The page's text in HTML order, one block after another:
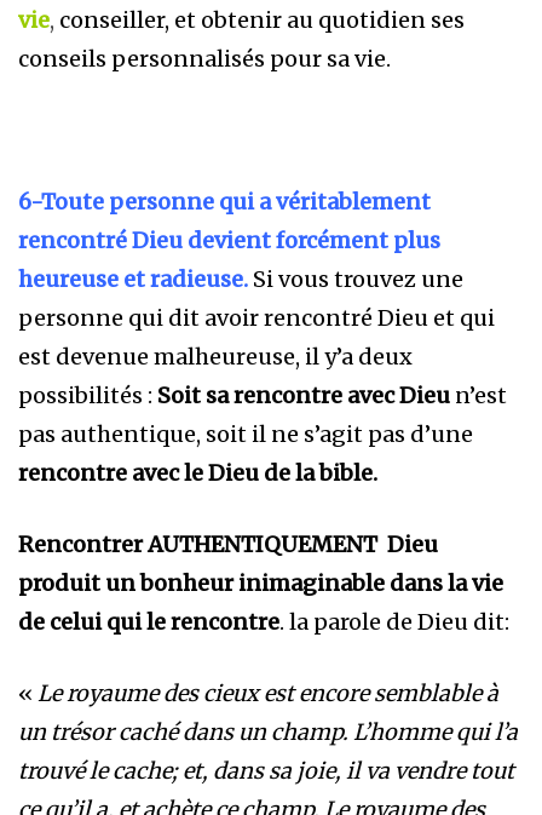
vie, conseiller, et obtenir au quotidien ses
conseils personnalisés pour sa vie.
6-Toute personne qui a véritablement
rencontré Dieu devient forcément plus
heureuse et radieuse. Si vous trouvez une
personne qui dit avoir rencontré Dieu et qui
est devenue malheureuse, il y’a deux
possibilités : Soit sa rencontre avec Dieu n’est
pas authentique, soit il ne s’agit pas d’une
rencontre avec le Dieu de la bible.
Rencontrer AUTHENTIQUEMENT Dieu
produit un bonheur inimaginable dans la vie
de celui qui le rencontre. la parole de Dieu dit:
« Le royaume des cieux est encore semblable à
un trésor caché dans un champ. L’homme qui l’a
trouvé le cache; et, dans sa joie, il va vendre tout